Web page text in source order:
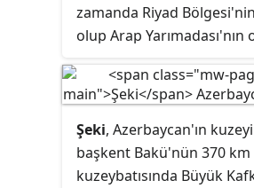
zamanda Riyad
olup Arap Yarımadası'nın
sahiptir. Şehir Merkez adı
adet belediyeden oluşur.
Şeki, Azerbaycan'ın
başkent Bakü'nün 370 km
kuzeybatısında Büyük